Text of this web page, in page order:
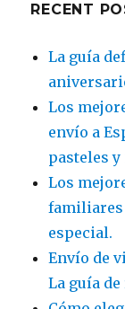
RECENT
La guía
Los
envío a
pasteles y
Los
familiares
especial.
Envío de
La guía